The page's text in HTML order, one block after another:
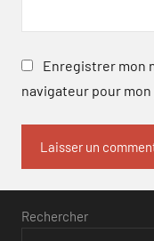
Enregistrer mon
navigateur pour
Rechercher